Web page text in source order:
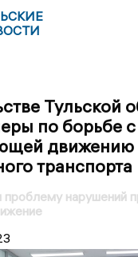
Тульской
по борьбе с
движению
транспорта
нарушений